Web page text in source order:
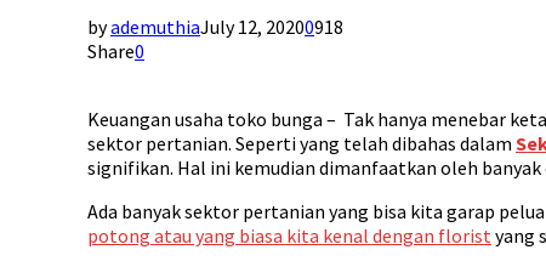
byademuthiaJuly 12, 20200918
Share0
Keuangan usaha toko bunga – Tak hanya menebar
sektor pertanian. Seperti yang telah dibahas dalam
signifikan. Hal ini kemudian dimanfaatkan oleh
Ada banyak sektor pertanian yang bisa kita garap
potong atau yang biasa kita kenal dengan florist yang